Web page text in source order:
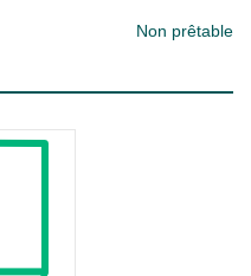
Non prêtable